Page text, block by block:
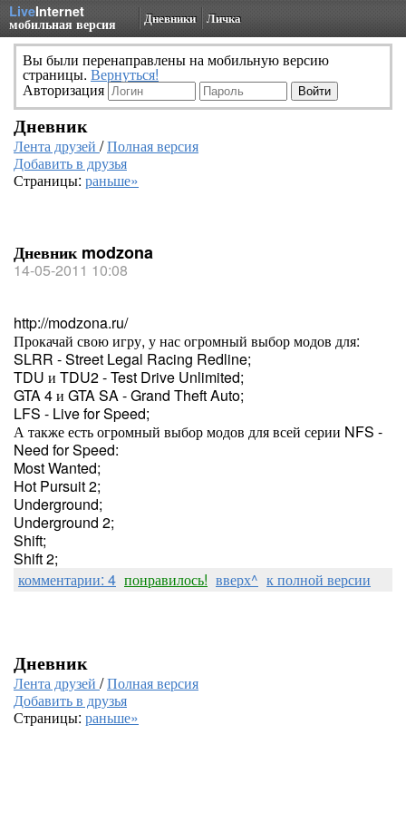
LiveInternet
мобильная версия Дневники Личка
Вы были перенаправлены на мобильную версию
страницы. Вернуться!
Авторизация
Дневник
Лента друзей /Полная версия
Добавить в друзья
Страницы: раньше»
Дневник modzona
14-05-2011 10:08
http://modzona.ru/
Прокачай свою игру, у нас огромный выбор модов для:
SLRR - Street Legal Racing Redline;
TDU и TDU2 - Test Drive Unlimited;
GTA 4 и GTA SA - Grand Theft Auto;
LFS - Live for Speed;
А также есть огромный выбор модов для всей серии NFS -
Need for Speed:
Most Wanted;
Hot Pursuit 2;
Underground;
Underground 2;
Shift;
Shift 2;
комментарии: 4 понравилось! вверх^ к полной версии
Дневник
Лента друзей /Полная версия
Добавить в друзья
Страницы: раньше»